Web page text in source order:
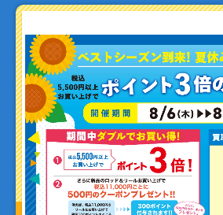
よくあるご質問
お問い合わせ
利用者資金の保全方法